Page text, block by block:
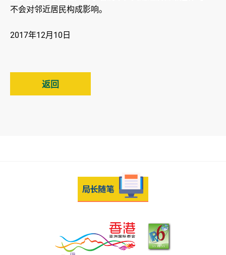
不会对邻近居民构成影响。
2017年12月10日
返回